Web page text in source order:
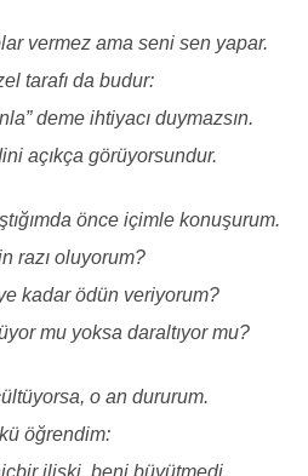
vermez ama seni sen yapar.
tarafı da budur:
deme ihtiyacı duymazsın.
açıkça görüyorsundur.
önce içimle konuşurum.
razı oluyorum?
kadar ödün veriyorum?
mu yoksa daraltıyor mu?
o an dururum.
öğrendim:
ilişki, beni büyütmedi.